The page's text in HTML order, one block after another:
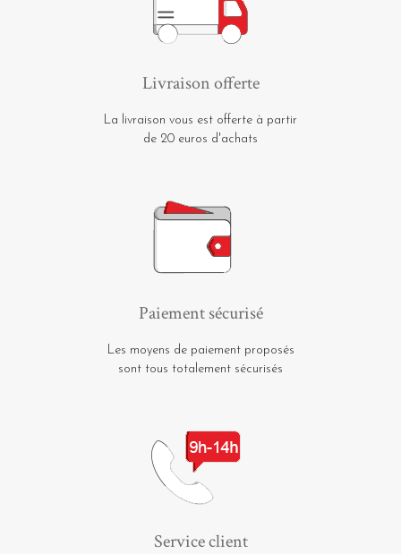
Livraison offerte
La livraison vous est offerte à partir
de 20 euros d'achats
Paiement sécurisé
Les moyens de paiement proposés
sont tous totalement sécurisés
Service client